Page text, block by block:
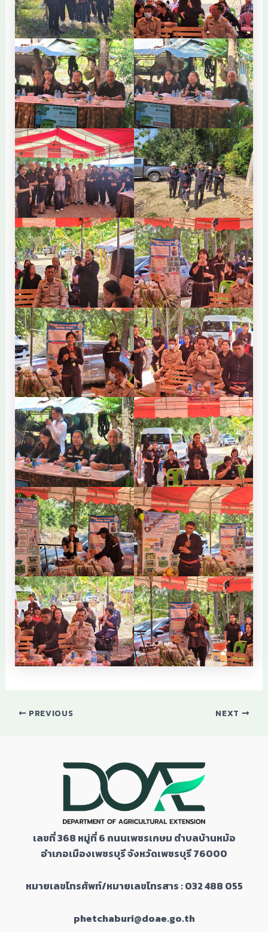
PREVIOUS NEXT
เลขที่368 หมู่ที่6 ถนนเพชรเกษม ตำบลบ้านหม้อ
อำเภอเมืองเพชรบุรี จังหวัดเพชรบุรี76000
หมายเลขโทรศัพท์/หมายเลขโทรสาร : 032 488 055
phetchaburi@doae.go.th